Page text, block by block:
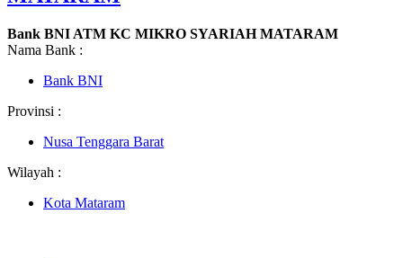
Bank BNI ATM KC MIKRO SYARIAH MATARAM
Nama Bank :
Bank BNI
Provinsi :
Nusa Tenggara Barat
Wilayah :
Kota Mataram